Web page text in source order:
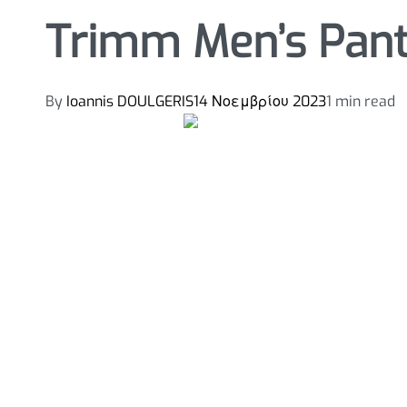
Trimm Men’s
By Ioannis DOULGERIS14 Νοεμβρίου 20231 min read